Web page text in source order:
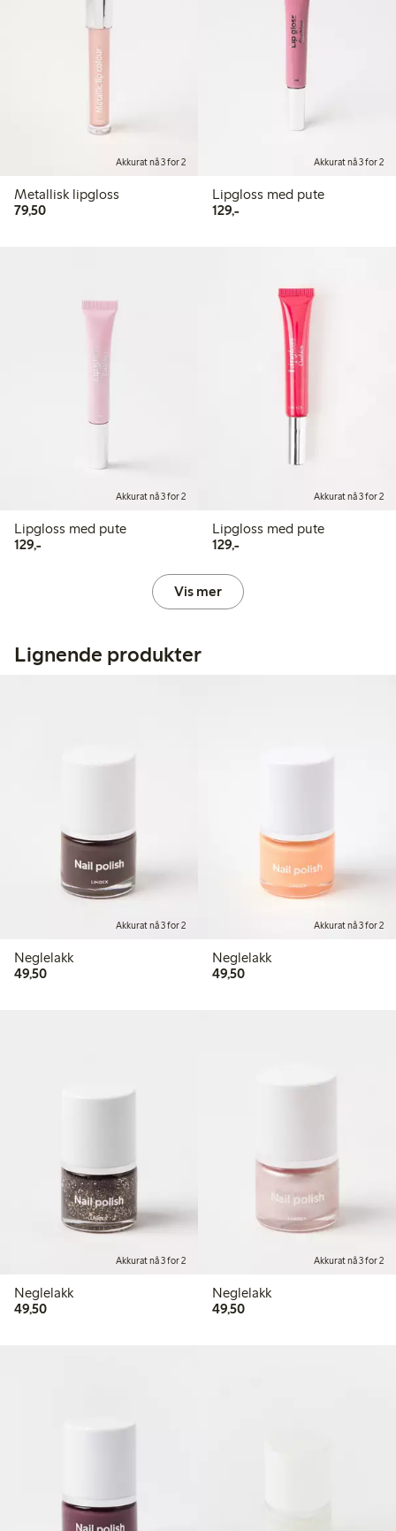
Akkurat nå 3 for 2
Metallisk lipgloss
79,5079,50 kr
Akkurat nå 3 for 2
Lipgloss med pute
129,-129,00 kr
Akkurat nå 3 for 2
Lipgloss med pute
129,-129,00 kr
Akkurat nå 3 for 2
Lipgloss med pute
129,-129,00 kr
Vis mer
Lignende produkter
Akkurat nå 3 for 2
Neglelakk
49,5049,50 kr
Akkurat nå 3 for 2
Neglelakk
49,5049,50 kr
Akkurat nå 3 for 2
Neglelakk
49,5049,50 kr
Akkurat nå 3 for 2
Neglelakk
49,5049,50 kr